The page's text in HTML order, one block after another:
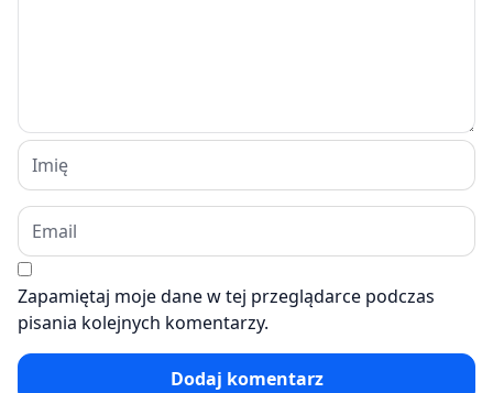
Zapamiętaj moje dane w tej przeglądarce podczas
pisania kolejnych komentarzy.
Dodaj komentarz